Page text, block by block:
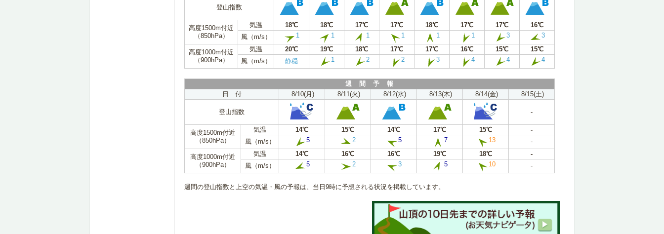
登山指数
高度1500m付近
（850hPa）
気温 18℃ 18℃ 17℃ 17℃ 18℃ 17℃ 17℃
16℃
風（m/s）
1 1 1 1 1 1 3 3
高度1000m付近
（900hPa）
気温 20℃ 19℃ 18℃ 17℃ 17℃ 16℃ 15℃
15℃
風（m/s）
静穏 1 2 2 3 4 4 4
週 間 予 報
日 付
8/10(月) 8/11(火) 8/12(水) 8/13(木) 8/14(金) 8/15(土)
登山指数 -
高度1500m付近
（850hPa）
気温 14℃ 15℃ 14℃ 17℃ 15℃
-
風（m/s）
5 2 5 7 13 -
高度1000m付近
（900hPa）
気温 14℃ 16℃ 16℃ 19℃ 18℃
-
風（m/s）
5 2 3 5 10 -
週間の登山指数と上空の気温・風の予報は、当日9時に予想される状況を掲載しています。